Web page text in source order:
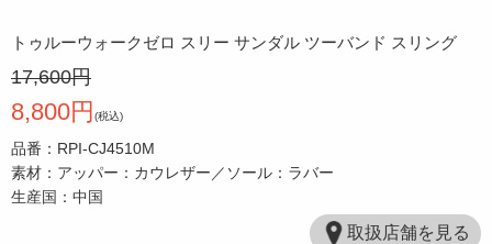
トゥルーウォークゼロ スリー サンダル ツーバンド スリング
17,600円
8,800円 (税込)
品番：RPI-CJ4510M
素材：アッパー：カウレザー／ソール：ラバー
生産国：中国
取扱店舗を見る